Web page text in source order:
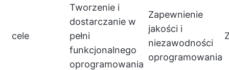
cele
Tworzenie i
dostarczanie w
pełni
funkcjonalnego
oprogramowania
Zapewnienie
jakości i
niezawodności
oprogramowania